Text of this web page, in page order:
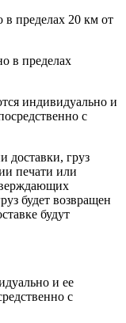
в пределах 20 км от
в пределах
индивидуально и
с
доставки, груз
печати или
будет возвращен
будут
и ее
с